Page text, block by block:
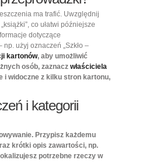
ma trafić. Uwzględnij
co ułatwi późniejsze
dotyczące
użyj oznaczeń „Szkło –
kartonów, aby umożliwić
osób, zaznacz właściciela
i widoczne z kilku stron kartonu,
i kategorii
Przypisz każdemu
krótki opis zawartości, np.
potrzebne rzeczy w